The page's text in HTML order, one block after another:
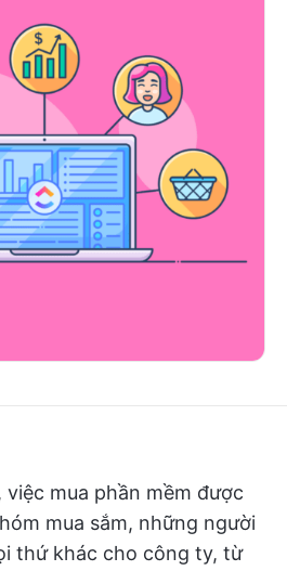
mua phần mềm được
mua sắm, những người
thứ khác cho công ty, từ